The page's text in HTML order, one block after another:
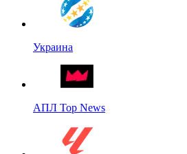
Украина
АПЛ Top News